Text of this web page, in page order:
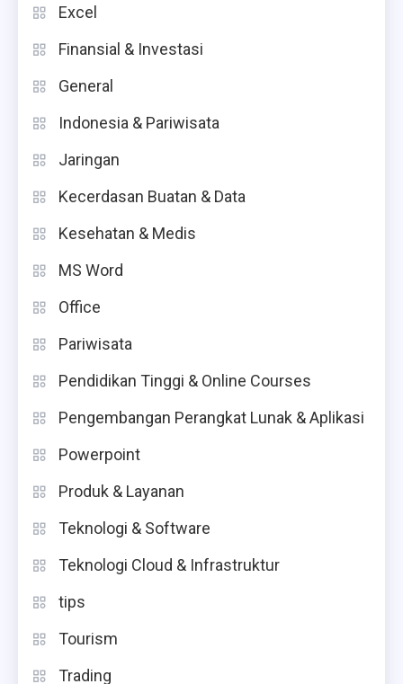
Excel
Finansial & Investasi
General
Indonesia & Pariwisata
Jaringan
Kecerdasan Buatan & Data
Kesehatan & Medis
MS Word
Office
Pariwisata
Pendidikan Tinggi & Online Courses
Pengembangan Perangkat Lunak & Aplikasi
Powerpoint
Produk & Layanan
Teknologi & Software
Teknologi Cloud & Infrastruktur
tips
Tourism
Trading